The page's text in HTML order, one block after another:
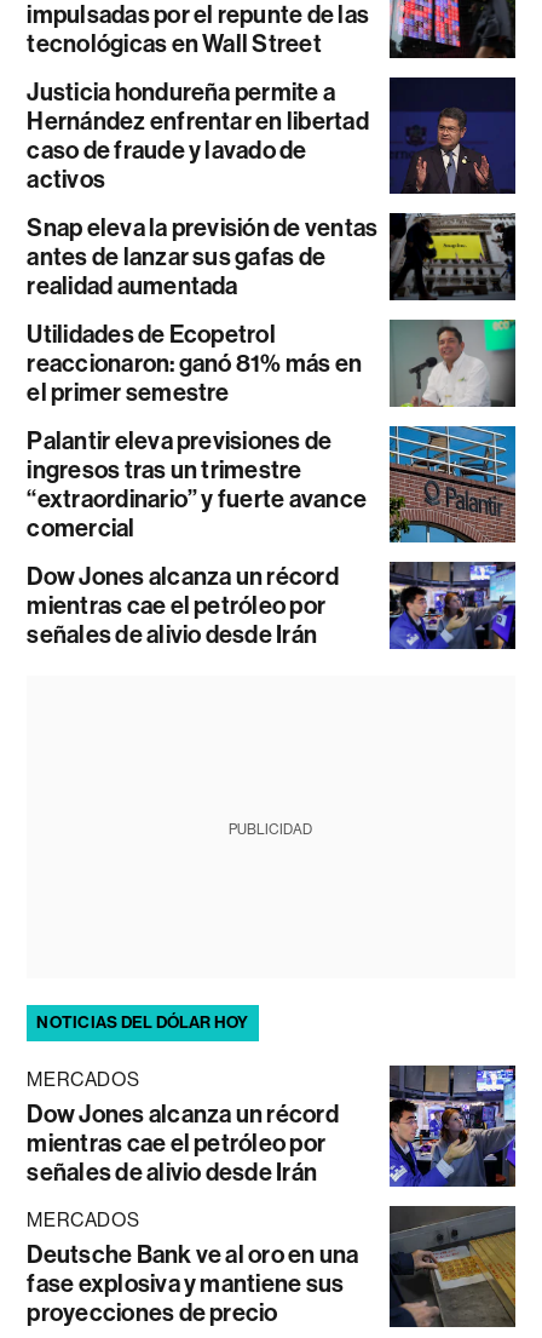
impulsadas por el repunte de las
tecnológicas en Wall Street
Justicia hondureña permite a
Hernández enfrentar en libertad
caso de fraude y lavado de
activos
Snap eleva la previsión de ventas
antes de lanzar sus gafas de
realidad aumentada
Utilidades de Ecopetrol
reaccionaron: ganó 81% más en
el primer semestre
Palantir eleva previsiones de
ingresos tras un trimestre
“extraordinario” y fuerte avance
comercial
Dow Jones alcanza un récord
mientras cae el petróleo por
señales de alivio desde Irán
PUBLICIDAD
NOTICIAS DEL DÓLAR HOY
MERCADOS
Dow Jones alcanza un récord
mientras cae el petróleo por
señales de alivio desde Irán
MERCADOS
Deutsche Bank ve al oro en una
fase explosiva y mantiene sus
proyecciones de precio